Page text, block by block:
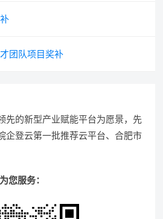
团队项目奖补
先的新型产业赋能平台为愿景，先
企登云第一批推荐云平台、合肥市
您服务：